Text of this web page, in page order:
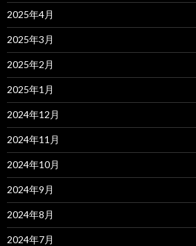
2025年4月
2025年3月
2025年2月
2025年1月
2024年12月
2024年11月
2024年10月
2024年9月
2024年8月
2024年7月